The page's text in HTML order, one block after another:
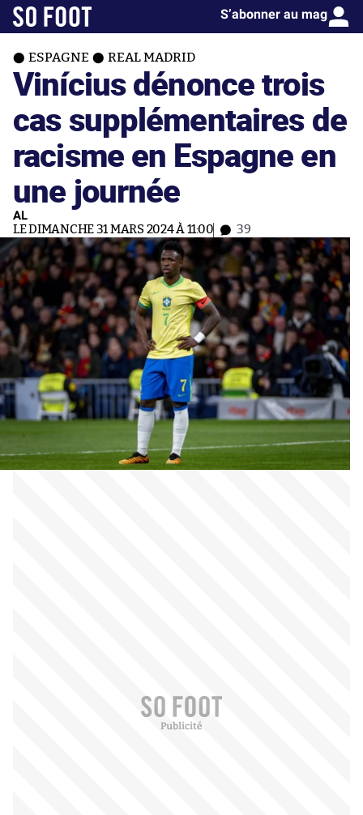
S’abonner au mag
ESPAGNE REAL MADRID
Vinícius dénonce trois
cas supplémentaires de
racisme en Espagne en
une journée
AL
LE DIMANCHE 31 MARS 2024 À 11:00 39